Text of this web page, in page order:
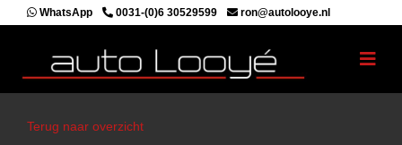
WhatsApp 0031-(0)6 30529599 ron@autolooye.nl
Terug naar overzicht